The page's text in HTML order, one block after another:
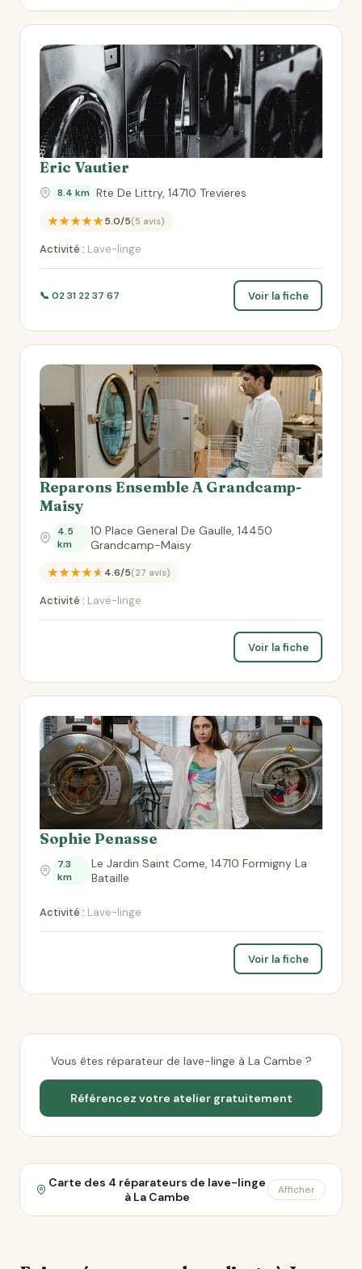
Eric Vautier
8.4 km Rte De Littry, 14710 Trevieres
★★★★★5.0/5(5 avis)
Activité : Lave-linge
📞 02 31 22 37 67 Voir la fiche
Reparons Ensemble A Grandcamp-
Maisy
4.5
km
10 Place General De Gaulle, 14450
Grandcamp-Maisy
★★★★★4.6/5(27 avis)
Activité : Lave-linge
Voir la fiche
Sophie Penasse
7.3
km
Le Jardin Saint Come, 14710 Formigny La
Bataille
Activité : Lave-linge
Voir la fiche
Vous êtes réparateur de lave-linge à La Cambe ?
Référencez votre atelier gratuitement
Carte des 4 réparateurs de lave-linge
à La Cambe
Afficher